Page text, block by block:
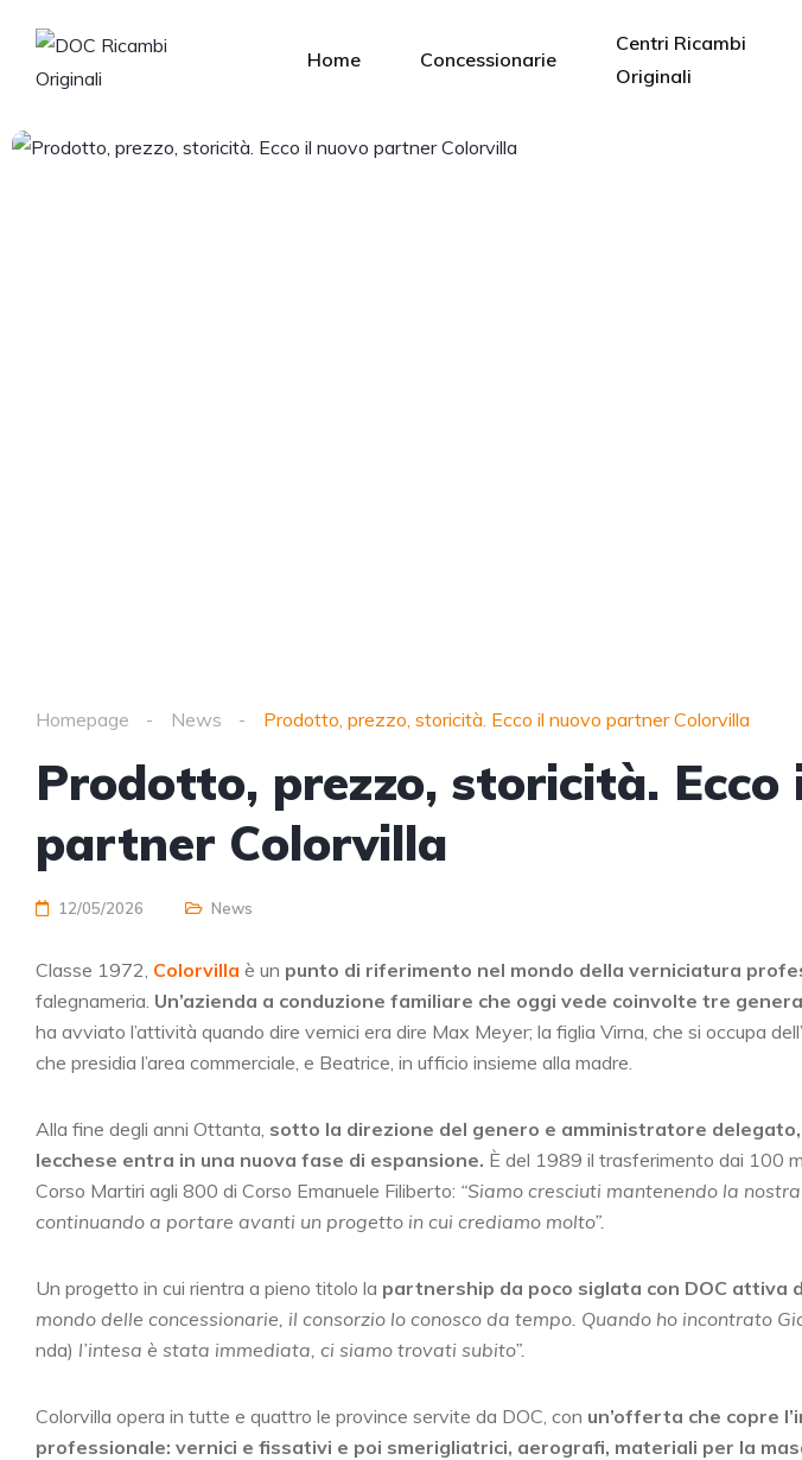
Home Concessionarie
Centri Ricambi
Originali
Homepage News Prodotto, prezzo, storicità. Ecco il nuovo partner Colorvilla
Prodotto, prezzo, storicità. Ecco
partner Colorvilla
12/05/2026 News
Classe 1972, Colorvilla è un punto di riferimento nel mondo della verniciatura
falegnameria. Un’azienda a conduzione familiare che oggi vede coinvolte tre
ha avviato l’attività quando dire vernici era dire Max Meyer; la figlia Virna, che si occupa
che presidia l’area commerciale, e Beatrice, in ufficio insieme alla madre.
Alla fine degli anni Ottanta, sotto la direzione del genero e amministratore
lecchese entra in una nuova fase di espansione. È del 1989 il trasferimento dai 100
Corso Martiri agli 800 di Corso Emanuele Filiberto: “Siamo cresciuti mantenendo la
continuando a portare avanti un progetto in cui crediamo molto”.
Un progetto in cui rientra a pieno titolo la partnership da poco siglata con DOC attiva
mondo delle concessionarie, il consorzio lo conosco da tempo. Quando ho incontrato
nda) l’intesa è stata immediata, ci siamo trovati subito”.
Colorvilla opera in tutte e quattro le province servite da DOC, con un’offerta che copre
professionale: vernici e fissativi e poi smerigliatrici, aerografi, materiali per la